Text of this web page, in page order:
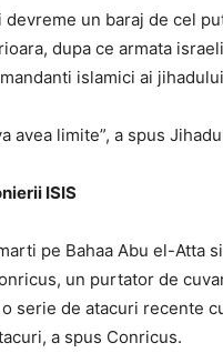
un baraj de cel
dupa ce armata
islamici ai
avea limite”, a spus
ISIS
pe Bahaa Abu el-Atta
un purtator de
serie de atacuri recente
a spus Conricus.